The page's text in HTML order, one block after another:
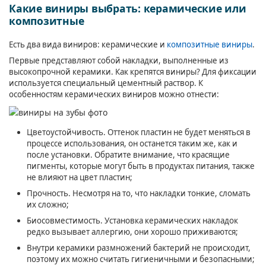
Какие виниры выбрать: керамические или
композитные
Есть два вида виниров: керамические и композитные виниры.
Первые представляют собой накладки, выполненные из
высокопрочной керамики. Как крепятся виниры? Для фиксации
используется специальный цементный раствор. К
особенностям керамических виниров можно отнести:
Цветоустойчивость. Оттенок пластин не будет меняться в
процессе использования, он останется таким же, как и
после установки. Обратите внимание, что красящие
пигменты, которые могут быть в продуктах питания, также
не влияют на цвет пластин;
Прочность. Несмотря на то, что накладки тонкие, сломать
их сложно;
Биосовместимость. Установка керамических накладок
редко вызывает аллергию, они хорошо приживаются;
Внутри керамики размножений бактерий не происходит,
поэтому их можно считать гигиеничными и безопасными;